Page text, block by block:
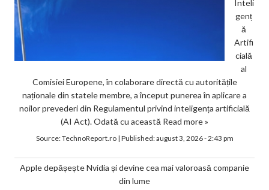
Inteli
genț
ă
Artifi
cială
al
Comisiei Europene, în colaborare directă cu autoritățile
naționale din statele membre, a început punerea în aplicare a
noilor prevederi din Regulamentul privind inteligența artificială
(AI Act). Odată cu această Read more »
Source:TechnoReport.ro| Published:august 3, 2026 - 2:43 pm
Apple depășește Nvidia și devine cea mai valoroasă companie
din lume